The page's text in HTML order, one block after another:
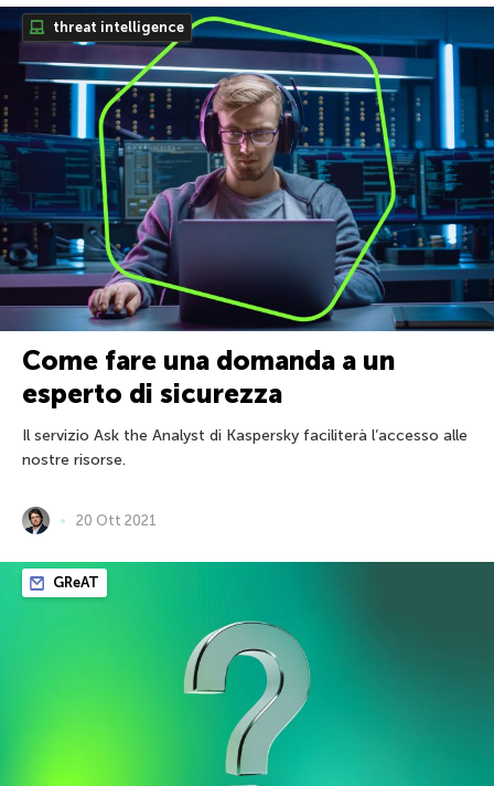
threat intelligence
Come fare una domanda a un
esperto di sicurezza
Il servizio Ask the Analyst di Kaspersky faciliterà l’accesso alle
nostre risorse.
20 Ott 2021
GReAT